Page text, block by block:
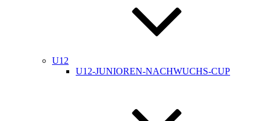
U12
U12-JUNIOREN-NACHWUCHS-CUP